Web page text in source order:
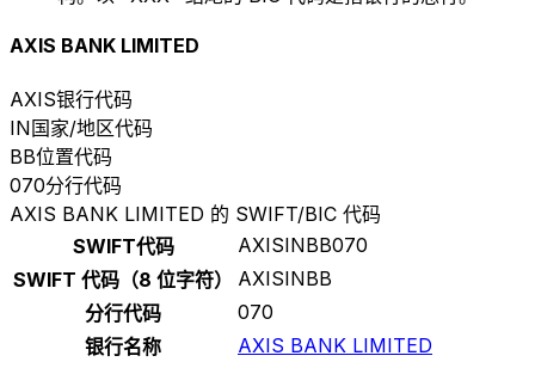
AXIS BANK LIMITED
AXIS银行代码
IN国家/地区代码
BB位置代码
070分行代码
AXIS BANK LIMITED 的 SWIFT/BIC 代码
SWIFT代码
AXISINBB070
SWIFT 代码（8 位字符）
AXISINBB
分行代码
070
银行名称
AXIS BANK LIMITED